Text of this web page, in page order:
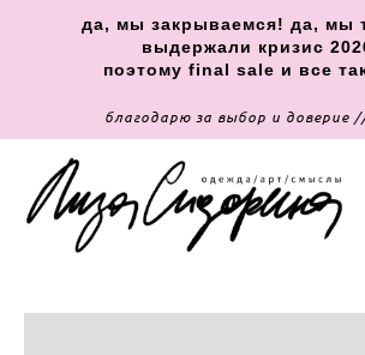
да, мы закрываемся! да, мы
выдержали кризис
поэтому final sale и все
благодарю за выбор и доверие